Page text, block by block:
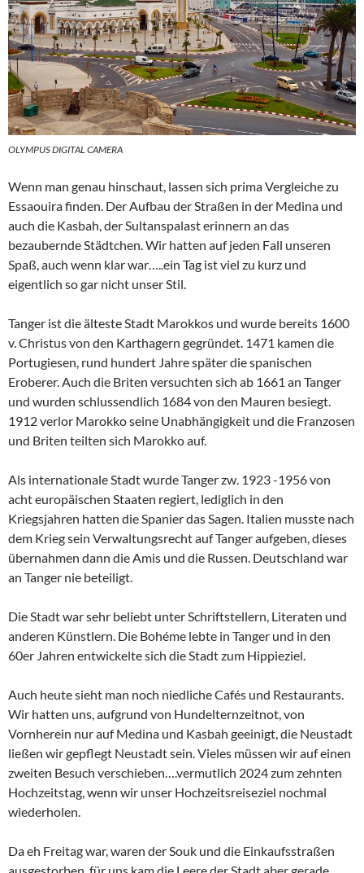
OLYMPUS DIGITAL CAMERA
Wenn man genau hinschaut, lassen sich prima Vergleiche zu
Essaouira finden. Der Aufbau der Straßen in der Medina und
auch die Kasbah, der Sultanspalast erinnern an das
bezaubernde Städtchen. Wir hatten auf jeden Fall unseren
Spaß, auch wenn klar war…..ein Tag ist viel zu kurz und
eigentlich so gar nicht unser Stil.
Tanger ist die älteste Stadt Marokkos und wurde bereits 1600
v. Christus von den Karthagern gegründet. 1471 kamen die
Portugiesen, rund hundert Jahre später die spanischen
Eroberer. Auch die Briten versuchten sich ab 1661 an Tanger
und wurden schlussendlich 1684 von den Mauren besiegt.
1912 verlor Marokko seine Unabhängigkeit und die Franzosen
und Briten teilten sich Marokko auf.
Als internationale Stadt wurde Tanger zw. 1923 -1956 von
acht europäischen Staaten regiert, lediglich in den
Kriegsjahren hatten die Spanier das Sagen. Italien musste nach
dem Krieg sein Verwaltungsrecht auf Tanger aufgeben, dieses
übernahmen dann die Amis und die Russen. Deutschland war
an Tanger nie beteiligt.
Die Stadt war sehr beliebt unter Schriftstellern, Literaten und
anderen Künstlern. Die Bohéme lebte in Tanger und in den
60er Jahren entwickelte sich die Stadt zum Hippieziel.
Auch heute sieht man noch niedliche Cafés und Restaurants.
Wir hatten uns, aufgrund von Hundelternzeitnot, von
Vornherein nur auf Medina und Kasbah geeinigt, die Neustadt
ließen wir gepflegt Neustadt sein. Vieles müssen wir auf einen
zweiten Besuch verschieben….vermutlich 2024 zum zehnten
Hochzeitstag, wenn wir unser Hochzeitsreiseziel nochmal
wiederholen.
Da eh Freitag war, waren der Souk und die Einkaufsstraßen